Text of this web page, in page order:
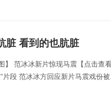
脏 看到的也肮脏
】 范冰冰新片惊现马震【点击查
片段 范冰冰方回应新片马震戏份被